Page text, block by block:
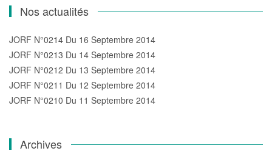
Nos actualités
JORF N°0214 Du 16 Septembre 2014
JORF N°0213 Du 14 Septembre 2014
JORF N°0212 Du 13 Septembre 2014
JORF N°0211 Du 12 Septembre 2014
JORF N°0210 Du 11 Septembre 2014
Archives